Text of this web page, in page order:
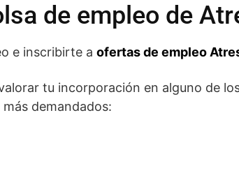
de empleo de
e inscribirte a ofertas de empleo
tu incorporación en alguno de
demandados: